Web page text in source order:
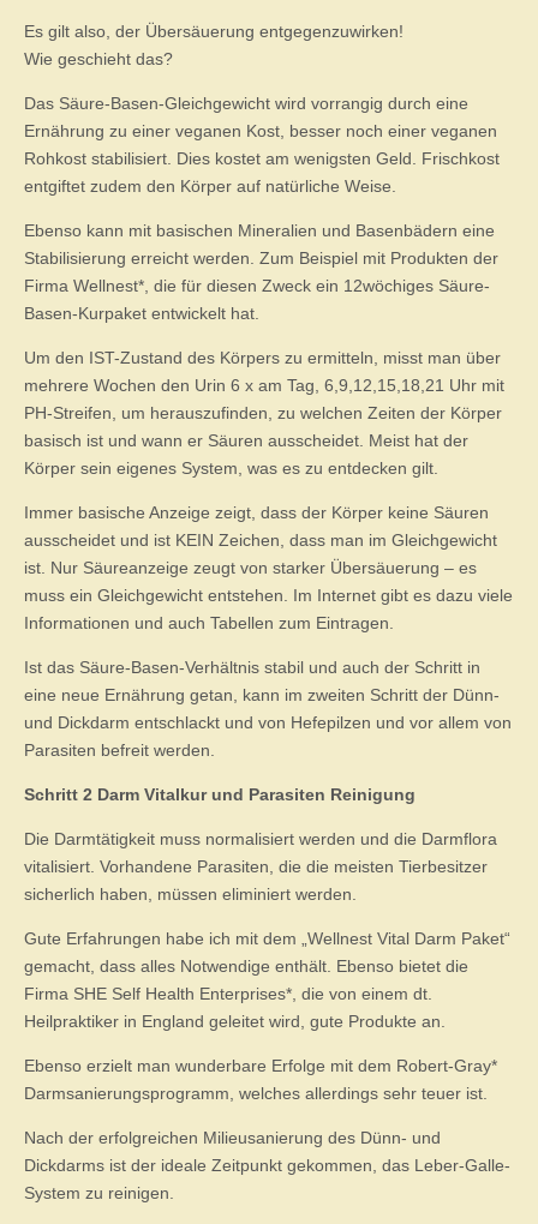
Es gilt also, der Übersäuerung entgegenzuwirken!
Wie geschieht das?
Das Säure-Basen-Gleichgewicht wird vorrangig durch eine
Ernährung zu einer veganen Kost, besser noch einer veganen
Rohkost stabilisiert. Dies kostet am wenigsten Geld. Frischkost
entgiftet zudem den Körper auf natürliche Weise.
Ebenso kann mit basischen Mineralien und Basenbädern eine
Stabilisierung erreicht werden. Zum Beispiel mit Produkten der
Firma Wellnest*, die für diesen Zweck ein 12wöchiges Säure-
Basen-Kurpaket entwickelt hat.
Um den IST-Zustand des Körpers zu ermitteln, misst man über
mehrere Wochen den Urin 6 x am Tag, 6,9,12,15,18,21 Uhr mit
PH-Streifen, um herauszufinden, zu welchen Zeiten der Körper
basisch ist und wann er Säuren ausscheidet. Meist hat der
Körper sein eigenes System, was es zu entdecken gilt.
Immer basische Anzeige zeigt, dass der Körper keine Säuren
ausscheidet und ist KEIN Zeichen, dass man im Gleichgewicht
ist. Nur Säureanzeige zeugt von starker Übersäuerung – es
muss ein Gleichgewicht entstehen. Im Internet gibt es dazu viele
Informationen und auch Tabellen zum Eintragen.
Ist das Säure-Basen-Verhältnis stabil und auch der Schritt in
eine neue Ernährung getan, kann im zweiten Schritt der Dünn-
und Dickdarm entschlackt und von Hefepilzen und vor allem von
Parasiten befreit werden.
Schritt 2 Darm Vitalkur und Parasiten Reinigung
Die Darmtätigkeit muss normalisiert werden und die Darmflora
vitalisiert. Vorhandene Parasiten, die die meisten Tierbesitzer
sicherlich haben, müssen eliminiert werden.
Gute Erfahrungen habe ich mit dem „Wellnest Vital Darm Paket“
gemacht, dass alles Notwendige enthält. Ebenso bietet die
Firma SHE Self Health Enterprises*, die von einem dt.
Heilpraktiker in England geleitet wird, gute Produkte an.
Ebenso erzielt man wunderbare Erfolge mit dem Robert-Gray*
Darmsanierungsprogramm, welches allerdings sehr teuer ist.
Nach der erfolgreichen Milieusanierung des Dünn- und
Dickdarms ist der ideale Zeitpunkt gekommen, das Leber-Galle-
System zu reinigen.